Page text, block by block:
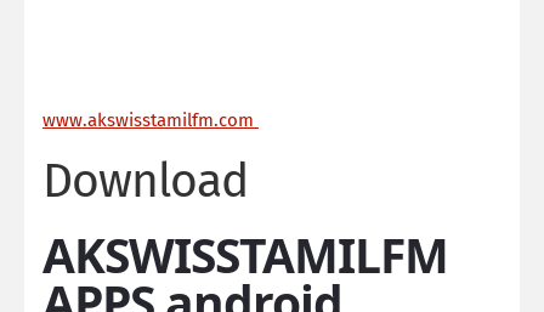
www.akswisstamilfm.com
Download
AKSWISSTAMILFM